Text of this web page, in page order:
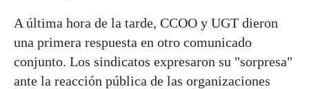
A última hora de la tarde, CCOO y UGT dieron
una primera respuesta en otro comunicado
conjunto. Los sindicatos expresaron su "sorpresa"
ante la reacción pública de las organizaciones